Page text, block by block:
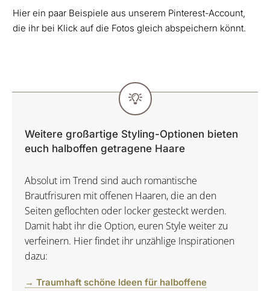
Hier ein paar Beispiele aus unserem Pinterest-Account,
die ihr bei Klick auf die Fotos gleich abspeichern könnt.
Weitere großartige Styling-Optionen bieten
euch halboffen getragene Haare
Absolut im Trend sind auch romantische
Brautfrisuren mit offenen Haaren, die an den
Seiten geflochten oder locker gesteckt werden.
Damit habt ihr die Option, euren Style weiter zu
verfeinern. Hier findet ihr unzählige Inspirationen
dazu:
→ Traumhaft schöne Ideen für halboffene